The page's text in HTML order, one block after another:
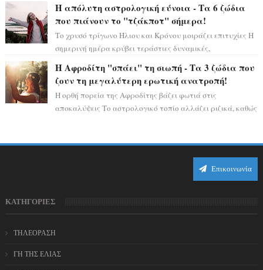
Η απόλυτη αστρολογική εύνοια - Τα 6 ζώδια
που πιάνουν το "τζάκποτ" σήμερα!
Το χρυσό τρίγωνο Ήλιου και Κρόνου μοιράζει επιτυχίες Η
σημερινή ημέρα κρύβει τεράστιες δυναμικές,
Η Αφροδίτη "σπάει" τη σιωπή - Τα 3 ζώδια που
ζουν τη μεγαλύτερη ερωτική ανατροπή!
Η ορθή πορεία της Αφροδίτης βάζει φωτιά στις
αποκαλύψεις Το αστρολογικό τοπίο αλλάζει ριζικά, καθώς
Επικοινωνία
ΚΑΤΗΓΟΡΙΕΣ
ΤΗΛΕΟΡΑΣΗ
ΓΗ ΤΗΣ ΕΛΙΑΣ